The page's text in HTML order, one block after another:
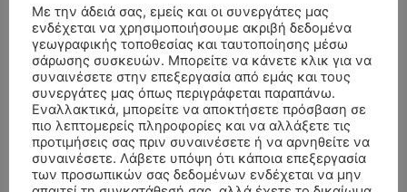
ΣΥΛΛΥΠΗΤΗΡΙΑ ΜΗΝΥΜΑΤΑ
Με την άδειά σας, εμείς και οι συνεργάτες μας
ενδέχεται να χρησιμοποιήσουμε ακριβή δεδομένα
γεωγραφικής τοποθεσίας και ταυτοποίησης μέσω
σάρωσης συσκευών. Μπορείτε να κάνετε κλικ για να
συναινέσετε στην επεξεργασία από εμάς και τους
συνεργάτες μας όπως περιγράφεται παραπάνω.
Εναλλακτικά, μπορείτε να αποκτήσετε πρόσβαση σε
πιο λεπτομερείς πληροφορίες και να αλλάξετε τις
προτιμήσεις σας πριν συναινέσετε ή να αρνηθείτε να
συναινέσετε. Λάβετε υπόψη ότι κάποια επεξεργασία
των προσωπικών σας δεδομένων ενδέχεται να μην